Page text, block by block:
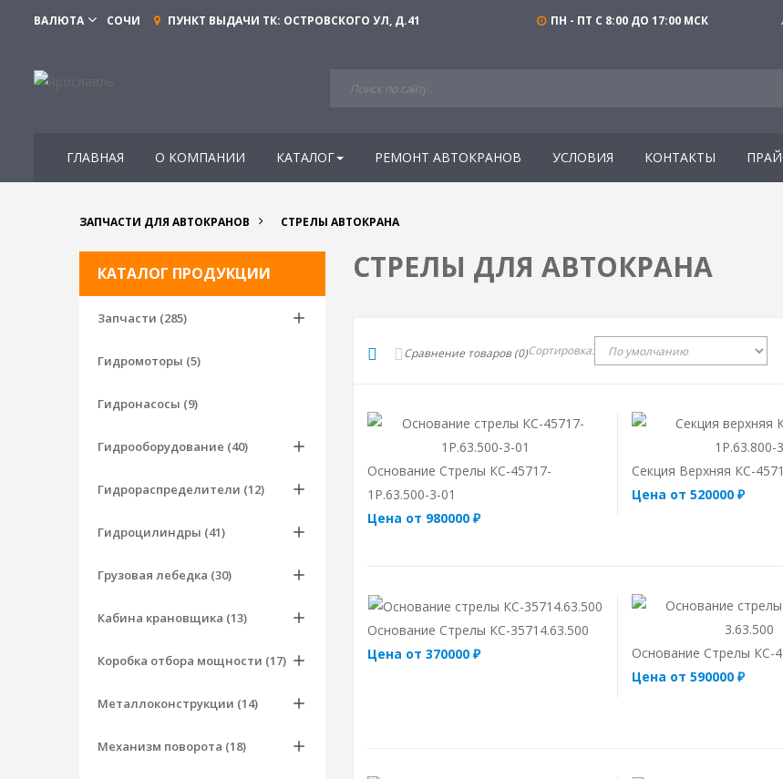
ВАЛЮТА СОЧИ ПУНКТ ВЫДАЧИ ТК: ОСТРОВСКОГО УЛ, Д.41 ПН - ПТ С 8:00 ДО 17:00 МСК
ГЛАВНАЯ О КОМПАНИИ КАТАЛОГ РЕМОНТ АВТОКРАНОВ УСЛОВИЯ КОНТАКТЫ
ЗАПЧАСТИ ДЛЯ АВТОКРАНОВ СТРЕЛЫ АВТОКРАНА
КАТАЛОГ ПРОДУКЦИИ
Запчасти (285)
Гидромоторы (5)
Гидронасосы (9)
Гидрооборудование (40)
Гидрораспределители (12)
Гидроцилиндры (41)
Грузовая лебедка (30)
Кабина крановщика (13)
Коробка отбора мощности (17)
Металлоконструкции (14)
Механизм поворота (18)
СТРЕЛЫ ДЛЯ АВТОКРАНА
Сравнение товаров (0)Сортировка:
Основание Стрелы КС-45717-
1Р.63.500-3-01
Цена от 980000 ₽
Секция Верхняя КС-
Цена от 520000 ₽
Основание Стрелы КС-35714.63.500
Цена от 370000 ₽
Основание Стрелы КС-
Цена от 590000 ₽